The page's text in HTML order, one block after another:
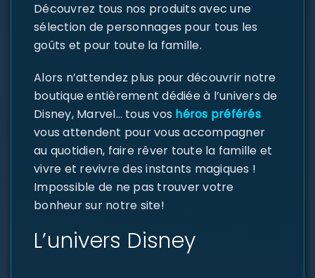
Découvrez tous nos produits avec une
sélection de personnages pour tous les
goûts et pour toute la famille.
Alors n’attendez plus pour découvrir notre
boutique entièrement dédiée à l’univers de
Disney, Marvel… tous vos héros préférés
vous attendent pour vous accompagner
au quotidien, faire rêver toute la famille et
vivre et revivre des instants magiques !
Impossible de ne pas trouver votre
bonheur sur notre site!
L’univers Disney